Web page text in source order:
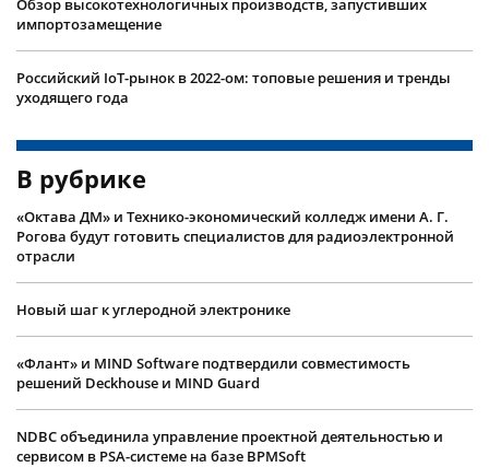
Обзор высокотехнологичных производств, запустивших
импортозамещение
Российский IoT-рынок в 2022-ом: топовые решения и тренды
уходящего года
В рубрике
«Октава ДМ» и Технико-экономический колледж имени А. Г.
Рогова будут готовить специалистов для радиоэлектронной
отрасли
Новый шаг к углеродной электронике
«Флант» и MIND Software подтвердили совместимость
решений Deckhouse и MIND Guard
NDBC объединила управление проектной деятельностью и
сервисом в PSA-системе на базе BPMSoft